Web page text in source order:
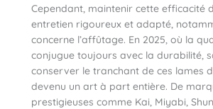
Cependant, maintenir cette efficacité
entretien rigoureux et adapté,
concerne l’affûtage. En 2025, où la
conjugue toujours avec la durabilité,
conserver le tranchant de ces lames
devenu un art à part entière. De
prestigieuses comme Kai, Miyabi,